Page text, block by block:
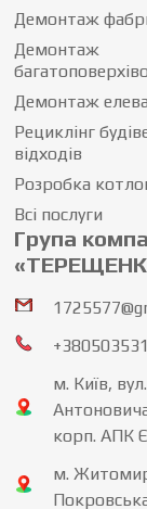
Демонтаж
Демонтаж
Демонтаж
Рециклінг
відходів
Розробка
Всі послуги
Група
м. Київ, вул.
корп. АПК
м.